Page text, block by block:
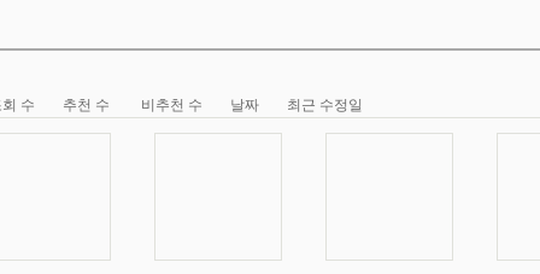
수 추천 수 비추천 수 날짜 최근 수정일